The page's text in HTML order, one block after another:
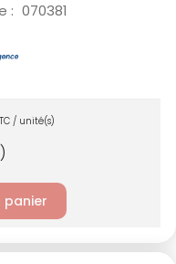
: 070381
/ unité(s)
panier